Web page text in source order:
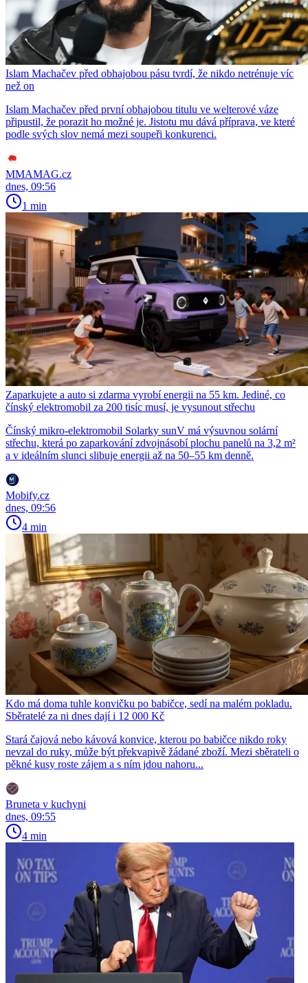
Islam Machačev před obhajobou pásu tvrdí, že nikdo netrénuje víc
než on
Islam Machačev před první obhajobou titulu ve welterové váze
připustil, že porazit ho možné je. Jistotu mu dává příprava, ve které
podle svých slov nemá mezi soupeři konkurenci.
MMAMAG.cz
dnes, 09:56
1 min
Zaparkujete a auto si zdarma vyrobí energii na 55 km. Jediné, co
čínský elektromobil za 200 tisíc musí, je vysunout střechu
Čínský mikro-elektromobil Solarky sunV má výsuvnou solární
střechu, která po zaparkování zdvojnásobí plochu panelů na 3,2 m²
a v ideálním slunci slibuje energii až na 50–55 km denně.
Mobify.cz
dnes, 09:56
4 min
Kdo má doma tuhle konvičku po babičce, sedí na malém pokladu.
Sběratelé za ni dnes dají i 12 000 Kč
Stará čajová nebo kávová konvice, kterou po babičce nikdo roky
nevzal do ruky, může být překvapivě žádané zboží. Mezi sběrateli o
pěkné kusy roste zájem a s ním jdou nahoru...
Bruneta v kuchyni
dnes, 09:55
4 min